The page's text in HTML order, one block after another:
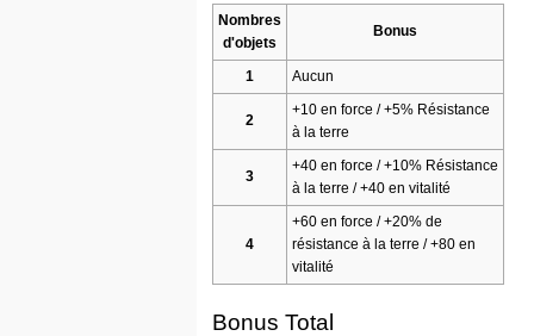
Nombres
d'objets
Bonus
1 Aucun
2
+10 en force / +5% Résistance
à la terre
3
+40 en force / +10% Résistance
à la terre / +40 en vitalité
4
+60 en force / +20% de
résistance à la terre / +80 en
vitalité
Bonus Total